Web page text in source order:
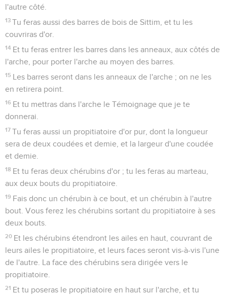
l'autre côté.
13 Tu feras aussi des barres de bois de Sittim, et tu les
couvriras d'or.
14 Et tu feras entrer les barres dans les anneaux, aux côtés de
l'arche, pour porter l'arche au moyen des barres.
15 Les barres seront dans les anneaux de l'arche ; on ne les
en retirera point.
16 Et tu mettras dans l'arche le Témoignage que je te
donnerai.
17 Tu feras aussi un propitiatoire d'or pur, dont la longueur
sera de deux coudées et demie, et la largeur d'une coudée
et demie.
18 Et tu feras deux chérubins d'or ; tu les feras au marteau,
aux deux bouts du propitiatoire.
19 Fais donc un chérubin à ce bout, et un chérubin à l'autre
bout. Vous ferez les chérubins sortant du propitiatoire à ses
deux bouts.
20 Et les chérubins étendront les ailes en haut, couvrant de
leurs ailes le propitiatoire, et leurs faces seront vis-à-vis l'une
de l'autre. La face des chérubins sera dirigée vers le
propitiatoire.
21 Et tu poseras le propitiatoire en haut sur l'arche, et tu